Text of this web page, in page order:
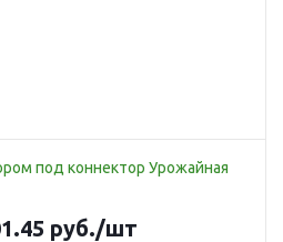
под коннектор Урожайная
руб./шт